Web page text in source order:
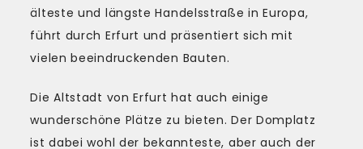
älteste und längste Handelsstraße in Europa,
führt durch Erfurt und präsentiert sich mit
vielen beeindruckenden Bauten.
Die Altstadt von Erfurt hat auch einige
wunderschöne Plätze zu bieten. Der Domplatz
ist dabei wohl der bekannteste, aber auch der